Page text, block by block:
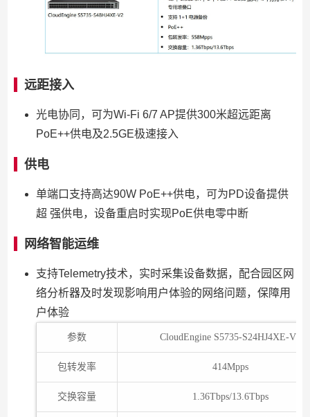
远距接入
光电协同，可为Wi-Fi 6/7 AP提供300米超远距离
PoE++供电及2.5GE极速接入
供电
单端口支持高达90W PoE++供电，可为PD设备提供
超 强供电，设备重启时实现PoE供电零中断
网络智能运维
支持Telemetry技术，实时采集设备数据，配合园区网
络分析器及时发现影响用户体验的网络问题，保障用
户体验
参数 CloudEngine S5735-S24HJ4XE-V2
包转发率 414Mpps
交换容量 1.36Tbps/13.6Tbps